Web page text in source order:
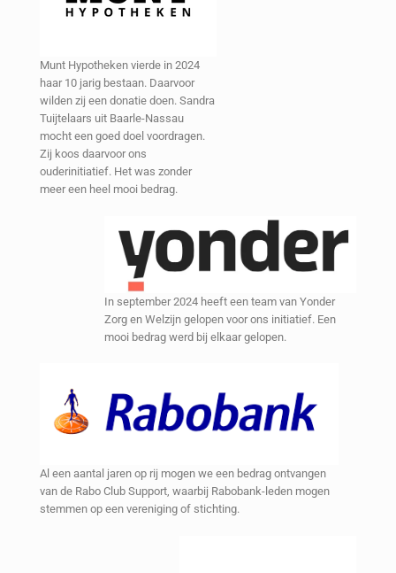
Munt Hypotheken vierde in 2024
haar 10 jarig bestaan. Daarvoor
wilden zij een donatie doen. Sandra
Tuijtelaars uit Baarle-Nassau
mocht een goed doel voordragen.
Zij koos daarvoor ons
ouderinitiatief. Het was zonder
meer een heel mooi bedrag.
In september 2024 heeft een team van Yonder
Zorg en Welzijn gelopen voor ons initiatief. Een
mooi bedrag werd bij elkaar gelopen.
Al een aantal jaren op rij mogen we een bedrag ontvangen
van de Rabo Club Support, waarbij Rabobank-leden mogen
stemmen op een vereniging of stichting.